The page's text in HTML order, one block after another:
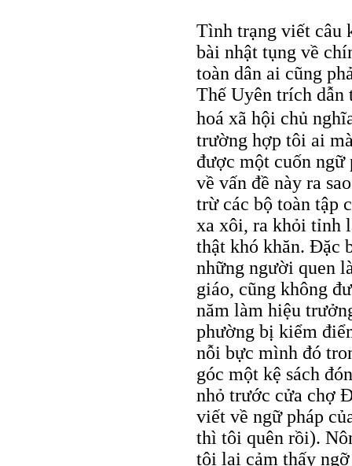
Tình trạng viết câu
bài nhật tụng về
toàn dân ai cũng
Thế Uyên trích dẫn
hoá xã hội chủ
trường hợp tôi ai
được một cuốn ngữ
về vấn đề này ra
trừ các bộ toàn tập
xa xôi, ra khỏi tỉnh
thật khó khăn. Ðặc
những người quen
giáo, cũng không
năm làm hiệu
phường bị kiểm
nỗi bực mình đó
góc một kệ sách
nhỏ trước cửa chợ
viết về ngữ pháp
thì tôi quên rồi).
tôi lại cảm thấy